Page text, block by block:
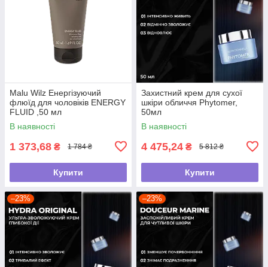
Malu Wilz Енергізуючий
флюїд для чоловіків ENERGY
FLUID ,50 мл
В наявності
1 373,68 ₴ 1 784 ₴
Купити
Захистний крем для сухої
шкіри обличчя Phytomer,
50мл
В наявності
4 475,24 ₴ 5 812 ₴
Купити
–23% –23%